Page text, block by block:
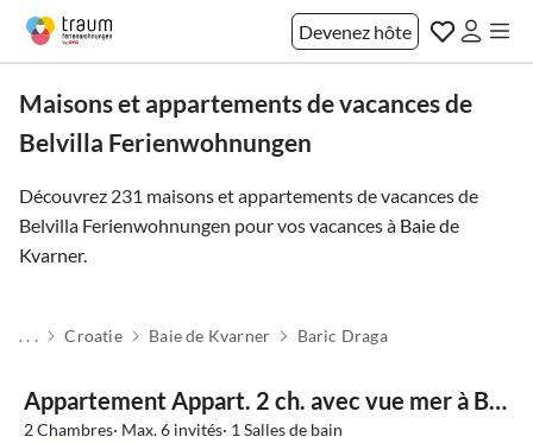
Devenez hôte
Maisons et appartements de vacances de
Belvilla Ferienwohnungen
Découvrez 231 maisons et appartements de vacances de
Belvilla Ferienwohnungen pour vos vacances à Baie de
Kvarner.
. . . Croatie Baie de Kvarner Baric Draga
Appartement Appart. 2 ch. avec vue mer à Barić Draga
2 Chambres· Max. 6 invités· 1 Salles de bain